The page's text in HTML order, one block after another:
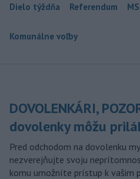
Dielo týždňa Referendum
Komunálne voľby
DOVOLENKÁRI,
dovolenky môžu
Pred odchodom na dovolenku
nezverejňujte svoju
komu umožníte prístup k vašim